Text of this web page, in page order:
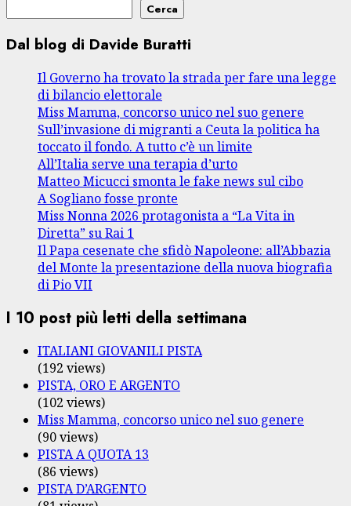
Cerca
Dal blog di Davide Buratti
Il Governo ha trovato la strada per fare una legge
di bilancio elettorale
Miss Mamma, concorso unico nel suo genere
Sull’invasione di migranti a Ceuta la politica ha
toccato il fondo. A tutto c’è un limite
All’Italia serve una terapia d’urto
Matteo Micucci smonta le fake news sul cibo
A Sogliano fosse pronte
Miss Nonna 2026 protagonista a “La Vita in
Diretta” su Rai 1
Il Papa cesenate che sfidò Napoleone: all’Abbazia
del Monte la presentazione della nuova biografia
di Pio VII
I 10 post più letti della settimana
ITALIANI GIOVANILI PISTA
(192 views)
PISTA, ORO E ARGENTO
(102 views)
Miss Mamma, concorso unico nel suo genere
(90 views)
PISTA A QUOTA 13
(86 views)
PISTA D’ARGENTO